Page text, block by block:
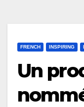
FRENCH INSPIRING
Un